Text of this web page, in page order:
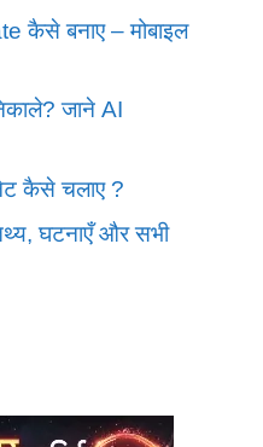
कैसे बनाए – मोबाइल
जाने AI
कैसे चलाए ?
घटनाएँ और सभी